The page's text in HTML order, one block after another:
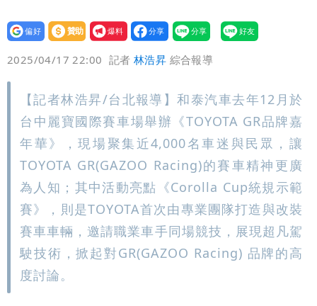
設為
贊助
我要
爆料
2025/04/17 22:00 記者林浩昇 綜合報導
【記者林浩昇/台北報導】和泰汽車去年12月於
台中麗寶國際賽車場舉辦《TOYOTA GR品牌嘉
年華》，現場聚集近4,000名車迷與民眾，讓
TOYOTA GR(GAZOO Racing)的賽車精神更廣
為人知；其中活動亮點《Corolla Cup統規示範
賽》，則是TOYOTA首次由專業團隊打造與改裝
賽車車輛，邀請職業車手同場競技，展現超凡駕
駛技術，掀起對GR(GAZOO Racing) 品牌的高
度討論。